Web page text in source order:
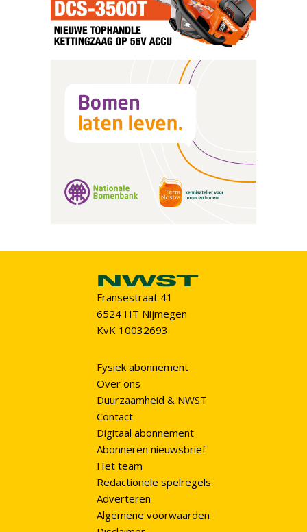
Fransestraat 41
6524 HT Nijmegen
KvK 10032693
Fysiek abonnement
Over ons
Duurzaamheid & NWST
Contact
Digitaal abonnement
Abonneren nieuwsbrief
Het team
Redactionele spelregels
Adverteren
Algemene voorwaarden